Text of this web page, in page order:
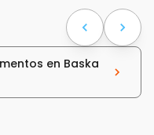
en Baska